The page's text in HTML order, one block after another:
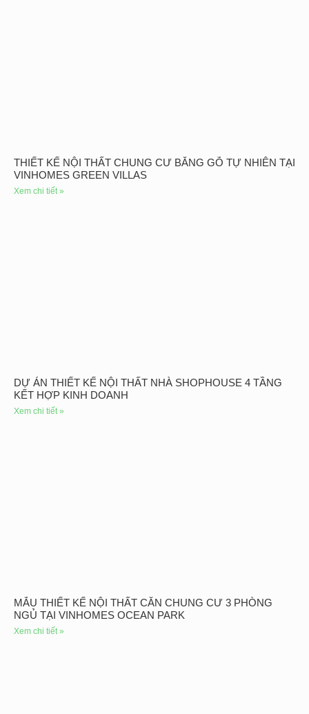
THIẾT KẾ NỘI THẤT CHUNG CƯ BẰNG GỖ TỰ NHIÊN TẠI
VINHOMES GREEN VILLAS
Xem chi tiết »
DỰ ÁN THIẾT KẾ NỘI THẤT NHÀ SHOPHOUSE 4 TẦNG
KẾT HỢP KINH DOANH
Xem chi tiết »
MẪU THIẾT KẾ NỘI THẤT CĂN CHUNG CƯ 3 PHÒNG
NGỦ TẠI VINHOMES OCEAN PARK
Xem chi tiết »